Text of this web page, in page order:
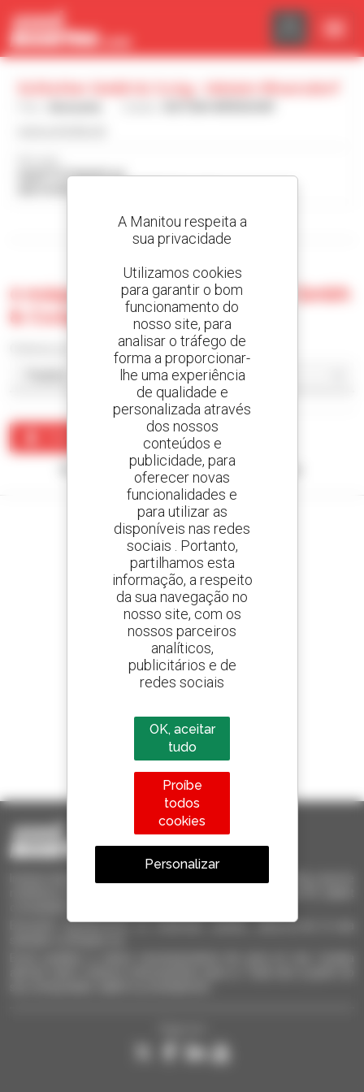
HAUPTSTRASSE 64
Visualizar os filtros de pesquisa
0 máquina usada no Schlotter Gmbh
& Co.kg - Idstein-Woersdorf
Nenhum resultado corresponde à sua pesquisa.
Crie os seus alertas
e receba anúncios de equipamentos usados
800 concessionários
A Manitou em todo o mundo
1 em cada 4 telescópicos
vendido no mundo é um manitou
Encontre rapidamente os materiais usados, adicione-os à sua
Painel de Gerenciamento de Cookies
A Manitou respeita a
sua privacidade
Utilizamos cookies
para garantir o bom
funcionamento do
nosso site, para
analisar o tráfego de
forma a proporcionar-
lhe uma experiência
de qualidade e
personalizada através
dos nossos
conteúdos e
publicidade, para
oferecer novas
funcionalidades e
para utilizar as
disponíveis nas redes
sociais . Portanto,
partilhamos esta
informação, a respeito
da sua navegação no
nosso site, com os
nossos parceiros
analíticos,
publicitários e de
redes sociais
OK, aceitar
tudo
Proíbe
todos
cookies
Personalizar